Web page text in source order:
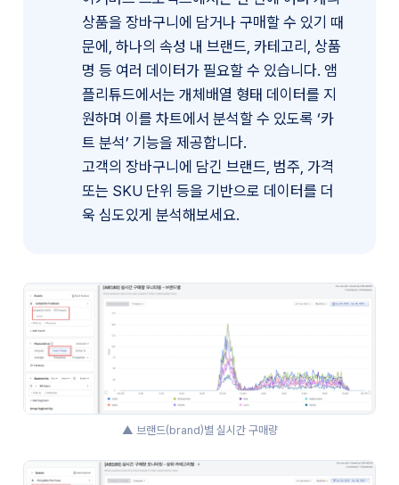
상품을 장바구니에 담거나 구매할 수 있기 때
문에, 하나의 속성 내 브랜드, 카테고리, 상품
명 등 여러 데이터가 필요할 수 있습니다. 앰
플리튜드에서는 개체배열 형태 데이터를 지
원하며 이를 차트에서 분석할 수 있도록 ‘카
트 분석’ 기능을 제공합니다.
고객의 장바구니에 담긴 브랜드, 범주, 가격
또는 SKU 단위 등을 기반으로 데이터를 더
욱 심도있게 분석해보세요.
▲ 브랜드(brand)별 실시간 구매량